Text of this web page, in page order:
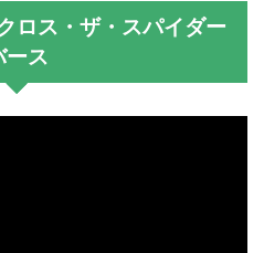
ロス・ザ・スパイダー
ース